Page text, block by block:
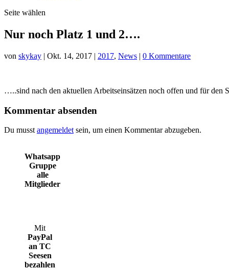
Seite wählen
Nur noch Platz 1 und 2….
von skykay | Okt. 14, 2017 | 2017, News | 0 Kommentare
…..sind nach den aktuellen Arbeitseinsätzen noch offen und für den
Kommentar absenden
Du musst angemeldet sein, um einen Kommentar abzugeben.
Whatsapp
Gruppe
alle
Mitglieder
Mit
PayPal
an TC
Seesen
bezahlen